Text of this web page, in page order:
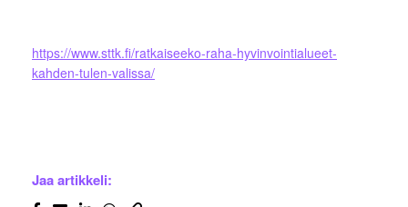
https://www.sttk.fi/ratkaiseeko-raha-hyvinvointialueet-
kahden-tulen-valissa/
Jaa artikkeli: